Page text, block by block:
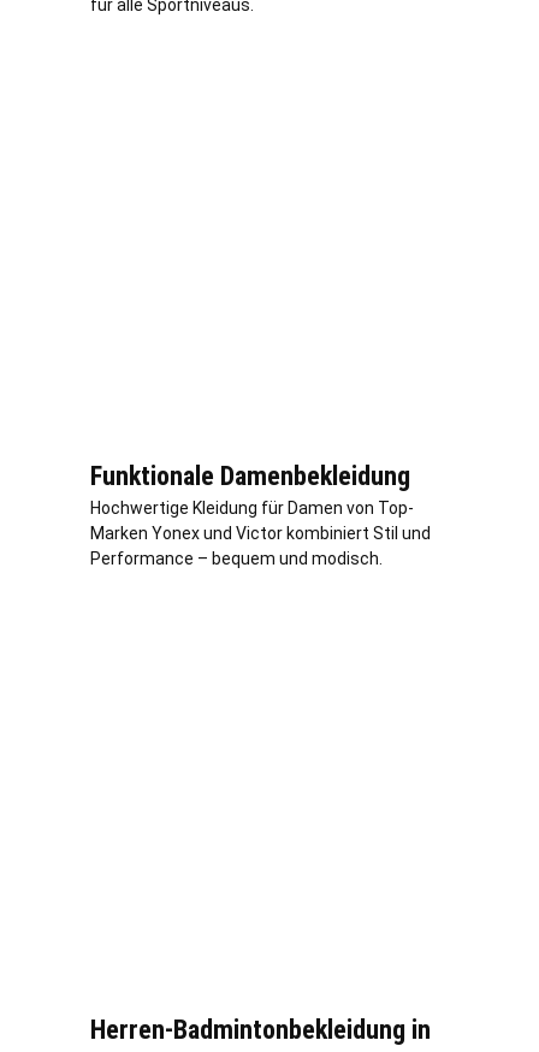
für alle Sportniveaus.
Funktionale Damenbekleidung
Hochwertige Kleidung für Damen von Top-
Marken Yonex und Victor kombiniert Stil und
Performance – bequem und modisch.
Herren-Badmintonbekleidung in